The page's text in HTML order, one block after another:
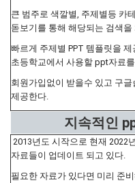
큰 범주로 색깔별, 주제별등 카
돋보기를 통해 해당되는 검색을
빠르게 주제별 PPT 템플릿을
초등학교에서 사용할 ppt자료
회원가입없이 받을수 있고 구
제공한다.
지속적인
2013년도 시작으로 현재 2022
자료들이 업데이트 되고 있다.
필요한 자료가 있다면 미리 준